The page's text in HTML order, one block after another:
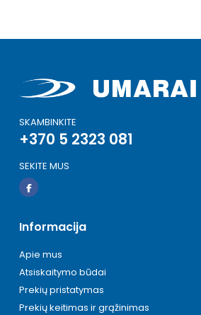
SKAMBINKITE
+370 5 2323 081
SEKITE MUS
Informacija
Apie mus
Atsiskaitymo būdai
Prekių pristatymas
Prekių keitimas ir grąžinimas